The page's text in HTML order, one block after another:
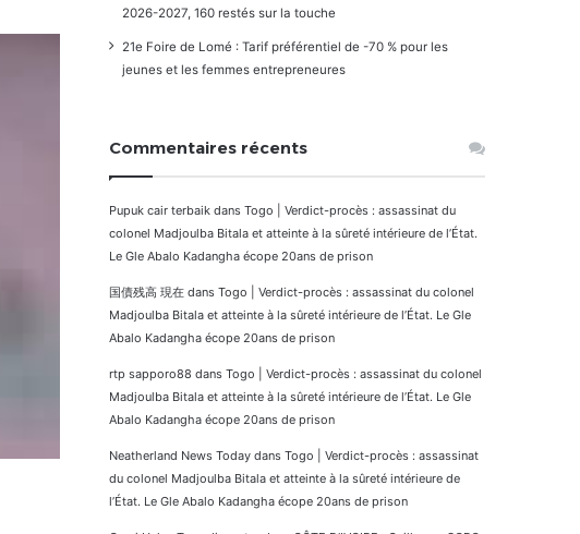
2026-2027, 160 restés sur la touche
21e Foire de Lomé : Tarif préférentiel de -70 % pour les
jeunes et les femmes entrepreneures
Commentaires récents
Pupuk cair terbaik dans Togo | Verdict-procès : assassinat du
colonel Madjoulba Bitala et atteinte à la sûreté intérieure de l’État.
Le Gle Abalo Kadangha écope 20ans de prison
国債残高 現在 dans Togo | Verdict-procès : assassinat du colonel
Madjoulba Bitala et atteinte à la sûreté intérieure de l’État. Le Gle
Abalo Kadangha écope 20ans de prison
rtp sapporo88 dans Togo | Verdict-procès : assassinat du colonel
Madjoulba Bitala et atteinte à la sûreté intérieure de l’État. Le Gle
Abalo Kadangha écope 20ans de prison
Neatherland News Today dans Togo | Verdict-procès : assassinat
du colonel Madjoulba Bitala et atteinte à la sûreté intérieure de
l’État. Le Gle Abalo Kadangha écope 20ans de prison